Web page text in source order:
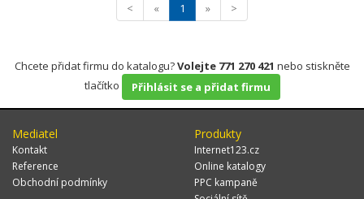
< « 1 » >
Chcete přidat firmu do katalogu?Volejte 771 270 421 nebo stiskněte
tlačítko
Přihlásit se a přidat firmu
Mediatel
Kontakt
Reference
Obchodní podmínky
Produkty
Internet123.cz
Online katalogy
PPC kampaně